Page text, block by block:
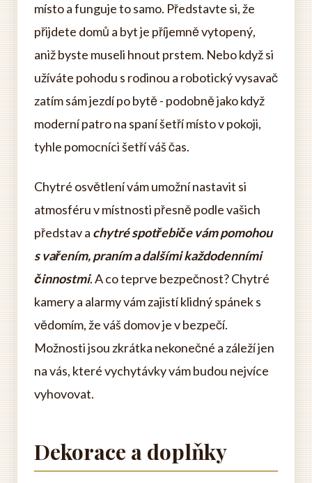
místo a funguje to samo. Představte si, že
přijdete domů a byt je příjemně vytopený,
aniž byste museli hnout prstem. Nebo když si
užíváte pohodu s rodinou a robotický vysavač
zatím sám jezdí po bytě - podobně jako když
moderní patro na spaní šetří místo v pokoji,
tyhle pomocníci šetří váš čas.
Chytré osvětlení vám umožní nastavit si
atmosféru v místnosti přesně podle vašich
představ a chytré spotřebiče vám pomohou
s vařením, praním a dalšími každodenními
činnostmi. A co teprve bezpečnost? Chytré
kamery a alarmy vám zajistí klidný spánek s
vědomím, že váš domov je v bezpečí.
Možnosti jsou zkrátka nekonečné a záleží jen
na vás, které vychytávky vám budou nejvíce
vyhovovat.
Dekorace a doplňky